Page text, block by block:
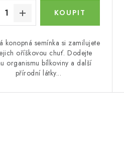
konopná semínka si zamilujete
oříškovou chuť. Dodejte
organismu bílkoviny a další
přírodní látky...